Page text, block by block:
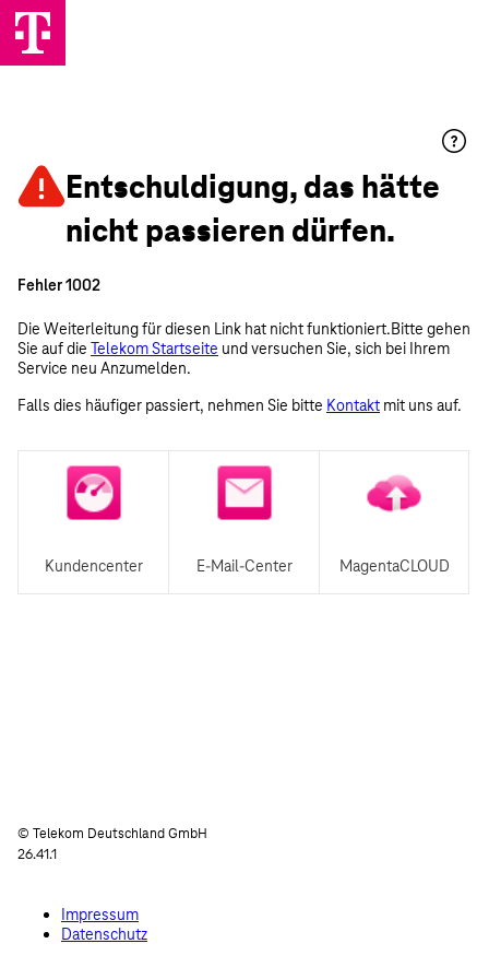
Entschuldigung, das hätte
nicht passieren dürfen.
Fehler 1002
Die Weiterleitung für diesen Link hat nicht funktioniert.Bitte gehen
Sie auf die Telekom Startseite und versuchen Sie, sich bei Ihrem
Service neu Anzumelden.
Falls dies häufiger passiert, nehmen Sie bitte Kontakt mit uns auf.
Kundencenter E-Mail-Center MagentaCLOUD
© Telekom Deutschland GmbH
26.41.1
Impressum
Datenschutz